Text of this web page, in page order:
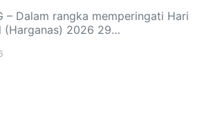
– Dalam rangka memperingati Hari
(Harganas) 2026 29…